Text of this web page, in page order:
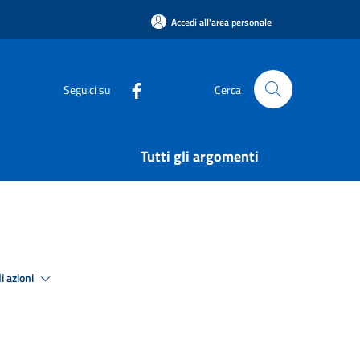
Accedi all'area personale
Seguici su Cerca
Tutti gli argomenti
azioni